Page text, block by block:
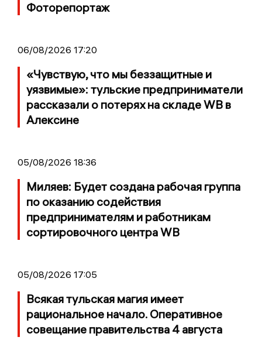
Фоторепортаж
06/08/2026 17:20
«Чувствую, что мы беззащитные и
уязвимые»: тульские предприниматели
рассказали о потерях на складе WB в
Алексине
05/08/2026 18:36
Миляев: Будет создана рабочая группа
по оказанию содействия
предпринимателям и работникам
сортировочного центра WB
05/08/2026 17:05
Всякая тульская магия имеет
рациональное начало. Оперативное
совещание правительства 4 августа